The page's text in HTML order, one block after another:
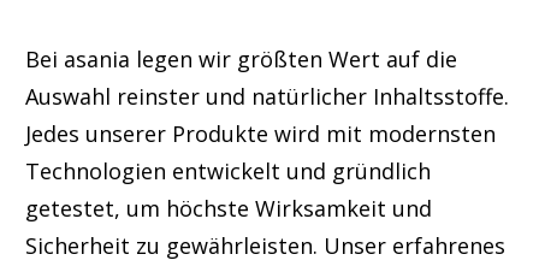
Bei asania legen wir größten Wert auf die
Auswahl reinster und natürlicher Inhaltsstoffe.
Jedes unserer Produkte wird mit modernsten
Technologien entwickelt und gründlich
getestet, um höchste Wirksamkeit und
Sicherheit zu gewährleisten. Unser erfahrenes